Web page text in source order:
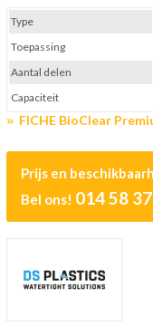
FICHE BioClear
Prijs en
Bel ons! 014 58
Type
Toepassing
Aantal delen
Capaciteit